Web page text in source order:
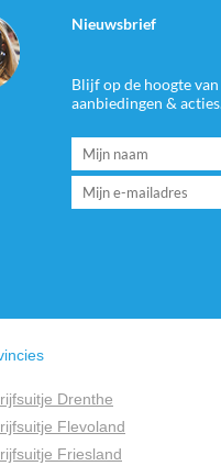
Nieuwsbrief
Blijf op de hoogte van
aanbiedingen &
Drenthe
Flevoland
Friesland